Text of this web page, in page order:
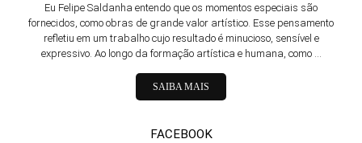
Eu Felipe Saldanha entendo que os momentos especiais são
fornecidos, como obras de grande valor artístico. Esse pensamento
refletiu em um trabalho cujo resultado é minucioso, sensível e
expressivo. Ao longo da formação artística e humana, como ...
SAIBA MAIS
FACEBOOK